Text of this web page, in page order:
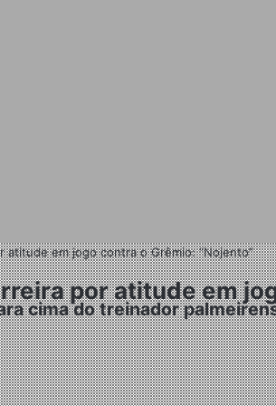
atitude em jogo contra o Grêmio: “Nojento”
por atitude em
cima do treinador